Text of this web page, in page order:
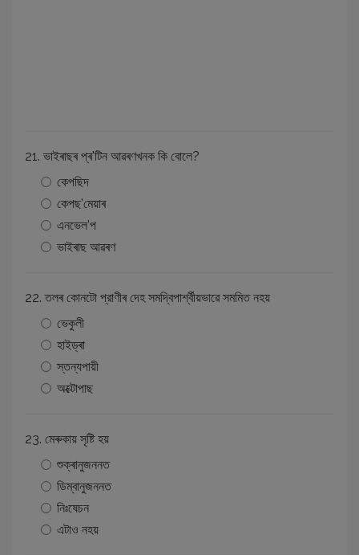
21. ভাইৰাছৰ প্ৰ'টিন আৱৰণখনক কি বোলে?
কেপছিদ
কেপছ’মেয়াৰ
এনভেল’প
ভাইৰাছ আৱৰণ
22. তলৰ কোনটো প্রাণীৰ দেহ সমদ্বিপাৰ্শ্বীয়ভাৱে সমমিত নহয়
ভেকুলী
হাইড্ৰা
স্তন্যপায়ী
অক্টোপাছ
23. মেৰুকায় সৃষ্টি হয়
শুক্ৰানুজননত
ডিম্বানুজননত
নিঃষেচন
এটাও নহয়